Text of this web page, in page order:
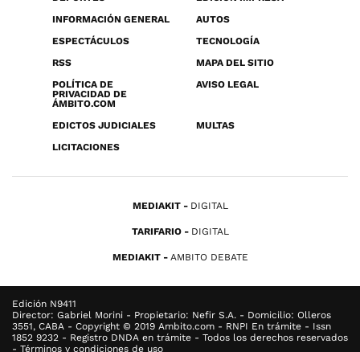
INFORMACIÓN GENERAL
AUTOS
ESPECTÁCULOS
TECNOLOGÍA
RSS
MAPA DEL SITIO
POLÍTICA DE
PRIVACIDAD DE
ÁMBITO.COM
AVISO LEGAL
EDICTOS JUDICIALES
MULTAS
LICITACIONES
MEDIAKIT DIGITAL
TARIFARIO DIGITAL
MEDIAKIT AMBITO DEBATE
Edición N9411
Director: Gabriel Morini - Propietario: Nefir S.A. - Domicilio: Olleros
3551, CABA - Copyright © 2019 Ambito.com - RNPI En trámite - Issn
1852 9232 - Registro DNDA en trámite - Todos los derechos reservados
- Términos y condiciones de uso